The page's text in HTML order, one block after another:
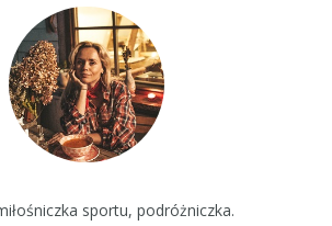
sportu, podróżniczka.